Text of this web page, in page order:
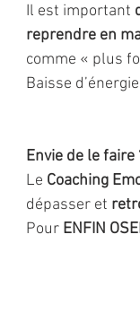
Il est important
reprendre en
comme « plus
Baisse
Envie de le faire
Le Coaching
dépasser et
Pour ENFIN